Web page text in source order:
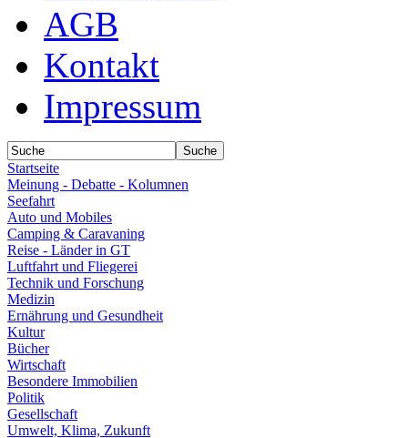
AGB
Kontakt
Impressum
Startseite
Meinung - Debatte - Kolumnen
Seefahrt
Auto und Mobiles
Camping & Caravaning
Reise - Länder in GT
Luftfahrt und Fliegerei
Technik und Forschung
Medizin
Ernährung und Gesundheit
Kultur
Bücher
Wirtschaft
Besondere Immobilien
Politik
Gesellschaft
Umwelt, Klima, Zukunft